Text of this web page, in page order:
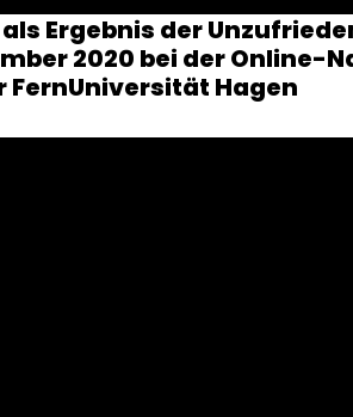
Ergebnis der
2020 bei der Online-
FernUniversität Hagen